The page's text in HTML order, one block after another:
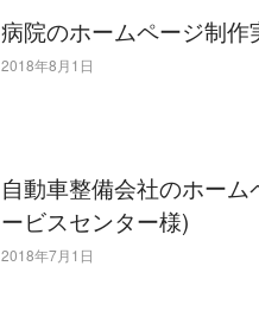
病院のホームページ制
2018年8月1日
自動車整備会社のホー
ービスセンター様)
2018年7月1日